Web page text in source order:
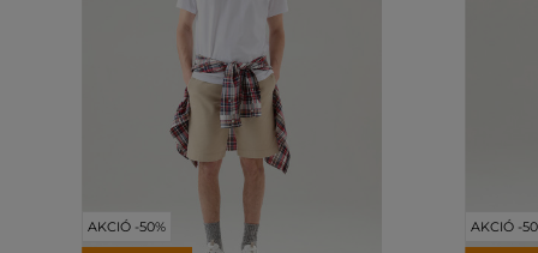
AKCIÓ -50% AKCIÓ -